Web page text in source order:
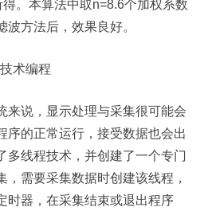
。本算法中取n=8.6个加权系数
方法后，效果良好。
术编程
说，显示处理与采集很可能会
序的正常运行，接受数据也会出
多线程技术，并创建了一个专门
，需要采集数据时创建该线程，
时器，在采集结束或退出程序